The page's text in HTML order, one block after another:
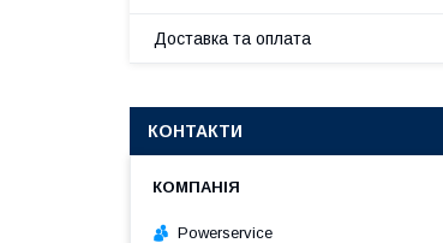
Доставка та оплата
КОНТАКТИ
Powerservice